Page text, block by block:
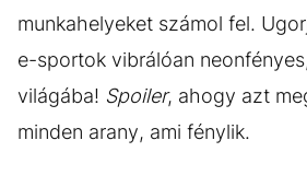
munkahelyeket számol fel.
e-sportok vibrálóan
világába! Spoiler, ahogy azt
minden arany, ami fénylik.